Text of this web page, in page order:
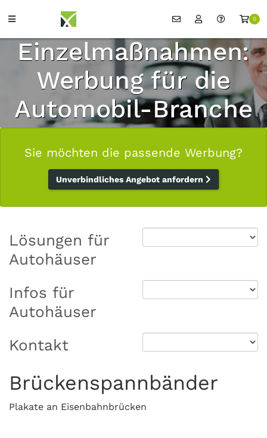
0
Einzelmaßnahmen:
Werbung für die
Automobil-Branche
Sie möchten die passende Werbung?
Unverbindliches Angebot anfordern
Lösungen für
Autohäuser
Infos für
Autohäuser
Kontakt
Brückenspannbänder
Plakate an Eisenbahnbrücken